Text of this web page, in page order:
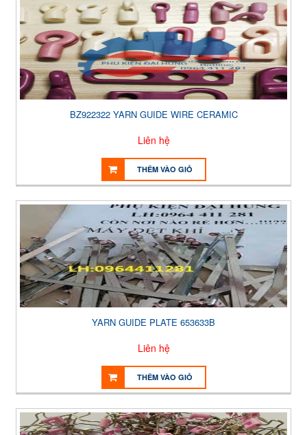
BZ922322 YARN GUIDE WIRE CERAMIC
Liên hệ
THÊM VÀO GIỎ
YARN GUIDE PLATE 653633B
Liên hệ
THÊM VÀO GIỎ